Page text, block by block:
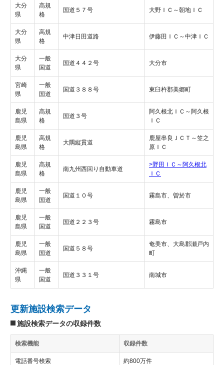
大分
県
高規
格
国道５７号 大野ＩＣ～朝地ＩＣ
大分
県
高規
格
中津日田道路 伊藤田ＩＣ～中津ＩＣ
大分
県
一般
国道
国道４４２号 大分市
宮崎
県
一般
国道
国道３８８号 東臼杵郡美郷町
鹿児
島県
高規
格
国道３号
阿久根北ＩＣ～阿久根
ＩＣ
鹿児
島県
高規
格
大隅縦貫道
鹿屋串良ＪＣＴ～笠之
原ＩＣ
鹿児
島県
高規
格
南九州西回り自動車道
>野田ＩＣ～阿久根北
ＩＣ
鹿児
島県
一般
国道
国道１０号 霧島市、曽於市
鹿児
島県
一般
国道
国道２２３号 霧島市
鹿児
島県
一般
国道
国道５８号
奄美市、大島郡瀬戸内
町
沖縄
県
一般
国道
国道３３１号 南城市
更新施設検索データ
施設検索データの収録件数
検索機能 収録件数
電話番号検索 約800万件